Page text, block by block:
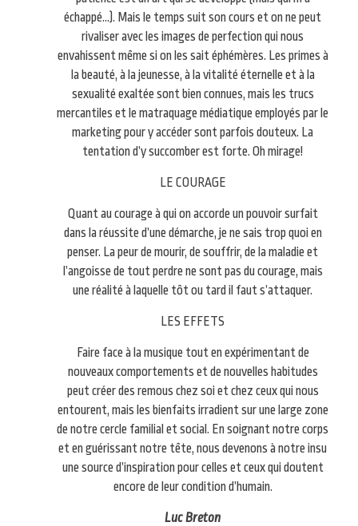
échappé…). Mais le temps suit son cours et on ne peut
rivaliser avec les images de perfection qui nous
envahissent même si on les sait éphémères. Les primes à
la beauté, à la jeunesse, à la vitalité éternelle et à la
sexualité exaltée sont bien connues, mais les trucs
mercantiles et le matraquage médiatique employés par le
marketing pour y accéder sont parfois douteux. La
tentation d’y succomber est forte. Oh mirage!
LE COURAGE
Quant au courage à qui on accorde un pouvoir surfait
dans la réussite d’une démarche, je ne sais trop quoi en
penser. La peur de mourir, de souffrir, de la maladie et
l’angoisse de tout perdre ne sont pas du courage, mais
une réalité à laquelle tôt ou tard il faut s’attaquer.
LES EFFETS
Faire face à la musique tout en expérimentant de
nouveaux comportements et de nouvelles habitudes
peut créer des remous chez soi et chez ceux qui nous
entourent, mais les bienfaits irradient sur une large zone
de notre cercle familial et social. En soignant notre corps
et en guérissant notre tête, nous devenons à notre insu
une source d’inspiration pour celles et ceux qui doutent
encore de leur condition d’humain.
Luc Breton